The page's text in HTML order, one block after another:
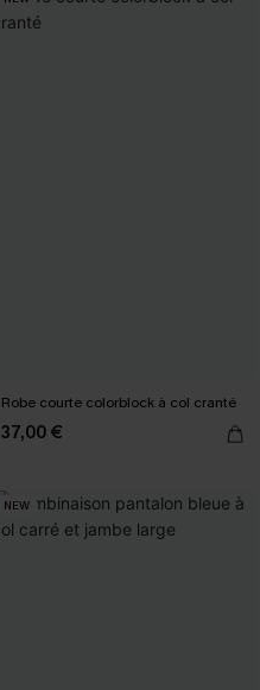
Robe courte colorblock à col cranté
37,00 €
NEW